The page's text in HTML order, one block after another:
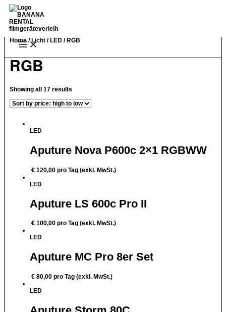
Zum
Inhalt
springen
Main
Menu
Home/Licht / LED / RGB
RGB
Showing all 17 results
LED
Aputure Nova P600c 2×1 RGBWW
€ 120,00 pro Tag (exkl. MwSt.)
LED
Aputure LS 600c Pro II
€ 100,00 pro Tag (exkl. MwSt.)
LED
Aputure MC Pro 8er Set
€ 80,00 pro Tag (exkl. MwSt.)
LED